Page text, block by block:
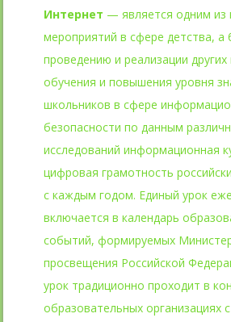
Интернет — является одним из
мероприятий в сфере детства, а
проведению и реализации
обучения и повышения уровня
школьников в сфере
безопасности по данным
исследований информационная
цифровая грамотность
с каждым годом. Единый урок
включается в календарь
событий, формируемых
просвещения Российской
урок традиционно проходит в
образовательных организациях